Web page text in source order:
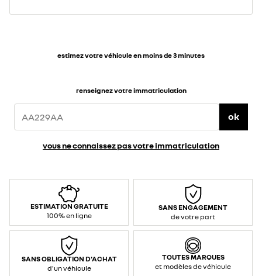
estimez votre véhicule en moins de 3 minutes
renseignez votre immatriculation
ok
vous ne connaissez pas votre immatriculation
ESTIMATION GRATUITE
100% en ligne
SANS ENGAGEMENT
de votre part
SANS OBLIGATION D'ACHAT
d'un véhicule
TOUTES MARQUES
et modèles de véhicule